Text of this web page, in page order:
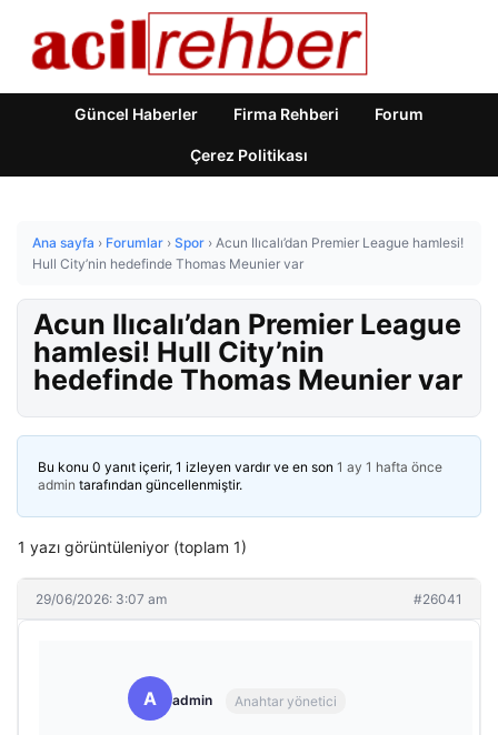
Güncel Haberler Firma Rehberi Forum
Çerez Politikası
Ana sayfa › Forumlar › Spor › Acun Ilıcalı’dan Premier League hamlesi!
Hull City’nin hedefinde Thomas Meunier var
Acun Ilıcalı’dan Premier League
hamlesi! Hull City’nin
hedefinde Thomas Meunier var
Bu konu 0 yanıt içerir, 1 izleyen vardır ve en son 1 ay 1 hafta önce
admin tarafından güncellenmiştir.
1 yazı görüntüleniyor (toplam 1)
29/06/2026: 3:07 am #26041
A admin Anahtar yönetici